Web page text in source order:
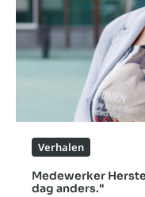
Medewerker
dag anders."
Verhalen